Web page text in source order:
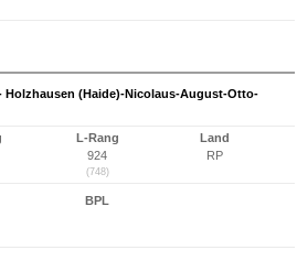
Holzhausen (Haide)-Nicolaus-August-Otto-
L-Rang
924
(748)
Land
RP
BPL